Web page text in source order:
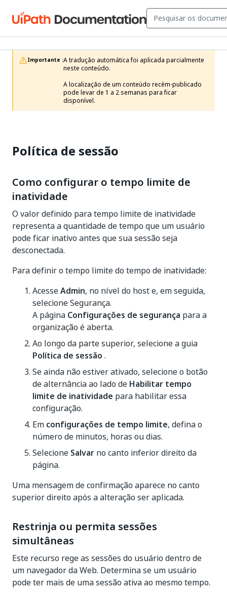
Importante :A tradução automática foi aplicada parcialmente
neste conteúdo.
A localização de um conteúdo recém-publicado
pode levar de 1 a 2 semanas para ficar
disponível.
Política de sessão
Como configurar o tempo limite de
inatividade
O valor definido para tempo limite de inatividade
representa a quantidade de tempo que um usuário
pode ficar inativo antes que sua sessão seja
desconectada.
Para definir o tempo limite do tempo de inatividade:
AcesseAdmin, no nível do host e, em seguida,
selecione Segurança.
A página Configurações de segurança para a
organização é aberta.
Ao longo da parte superior, selecione a guia
Política de sessão .
Se ainda não estiver ativado, selecione o botão
de alternância ao lado de Habilitar tempo
limite de inatividade para habilitar essa
configuração.
Em configurações de tempo limite, defina o
número de minutos, horas ou dias.
Selecione Salvar no canto inferior direito da
página.
Uma mensagem de confirmação aparece no canto
superior direito após a alteração ser aplicada.
Restrinja ou permita sessões
simultâneas
Este recurso rege as sessões do usuário dentro de
um navegador da Web. Determina se um usuário
pode ter mais de uma sessão ativa ao mesmo tempo.